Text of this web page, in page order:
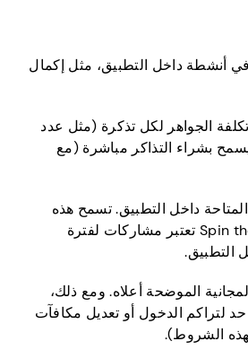
أنشطة داخل التطبيق، مثل إكمال
الجواهر لكل تذكرة (مثل عدد
بشراء التذاكر مباشرة (مع
داخل التطبيق. تسمح هذه
الميزة للمشاركين بتدوير عجلة افتراضية مجانا، والتي قد تمنح جوائز عشوائية مثل المكافآت المالية، الأحجار الكريمة، أو التذاكر. أي تذاكر تمنح عبر Spin the Wheel تعتبر مشاركات لفترة
التطبيق.
الموضحة أعلاه. ومع ذلك،
تحديد حد لتراكم الدخول أو تعديل مكافآت